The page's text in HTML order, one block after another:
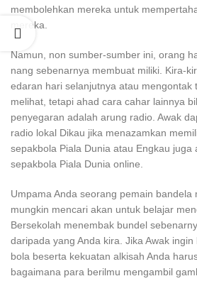
membolehkan mereka untuk
mereka.
Namun, non sumber-sumber ini, orang
nang sebenarnya membuat miliki. Kira-
edaran hari selanjutnya atau mengontak
melihat, tetapi ahad cara cahar lainnya
penyegaran adalah arung radio. Awak
radio lokal Dikau jika menazamkan
sepakbola Piala Dunia atau Engkau juga
sepakbola Piala Dunia online.
Umpama Anda seorang pemain bandela
mungkin mencari akan untuk belajar
Bersekolah menembak bundel
daripada yang Anda kira. Jika Awak
bola beserta kekuatan alkisah Anda
bagaimana para berilmu mengambil